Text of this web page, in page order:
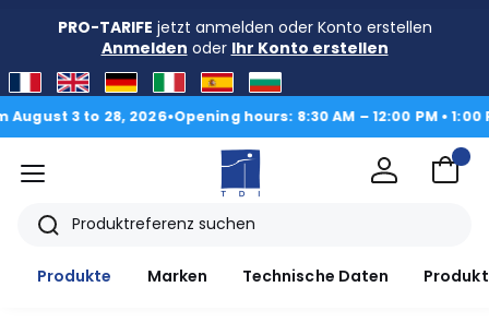
PRO-TARIFE jetzt anmelden oder Konto erstellen
Anmelden oder Ihr Konto erstellen
3 to 28, 2026•Opening hours: 8:30 AM – 12:00 PM • 1:00 PM
Menü
Suche
Produkte
Marken Technische Daten